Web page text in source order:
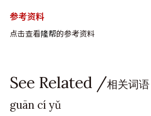
参考资料
点击查看隆帮的参考资料
See Related /相关词
guān cí yǔ